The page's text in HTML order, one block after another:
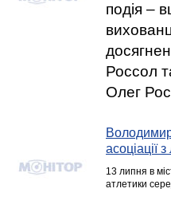
подія –
Россол
Олег
асоціації
13 липня в
атлетики